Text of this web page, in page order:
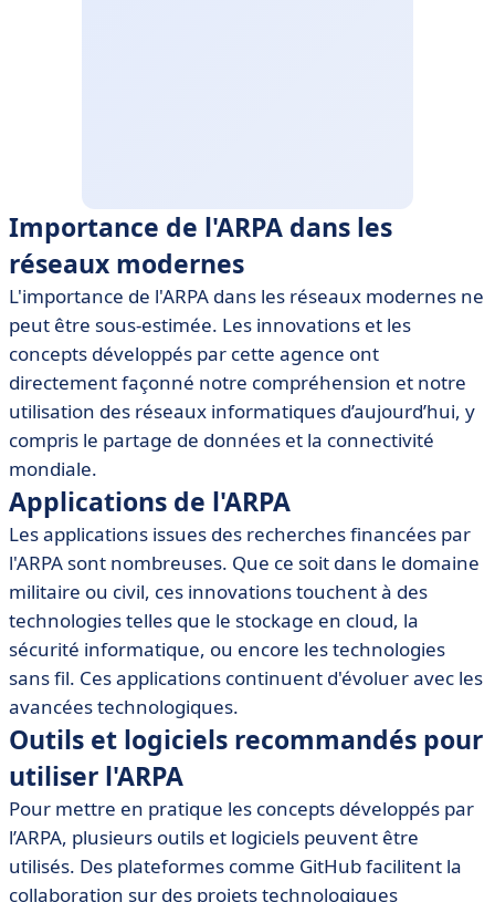
Importance de l'ARPA dans les
réseaux modernes
L'importance de l'ARPA dans les réseaux modernes ne
peut être sous-estimée. Les innovations et les
concepts développés par cette agence ont
directement façonné notre compréhension et notre
utilisation des réseaux informatiques d’aujourd’hui, y
compris le partage de données et la connectivité
mondiale.
Applications de l'ARPA
Les applications issues des recherches financées par
l'ARPA sont nombreuses. Que ce soit dans le domaine
militaire ou civil, ces innovations touchent à des
technologies telles que le stockage en cloud, la
sécurité informatique, ou encore les technologies
sans fil. Ces applications continuent d'évoluer avec les
avancées technologiques.
Outils et logiciels recommandés pour
utiliser l'ARPA
Pour mettre en pratique les concepts développés par
l’ARPA, plusieurs outils et logiciels peuvent être
utilisés. Des plateformes comme GitHub facilitent la
collaboration sur des projets technologiques